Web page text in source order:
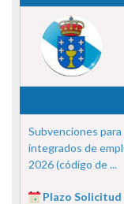
Subvenciones
integrados de
2026 (código de ...
Plazo Solicitud